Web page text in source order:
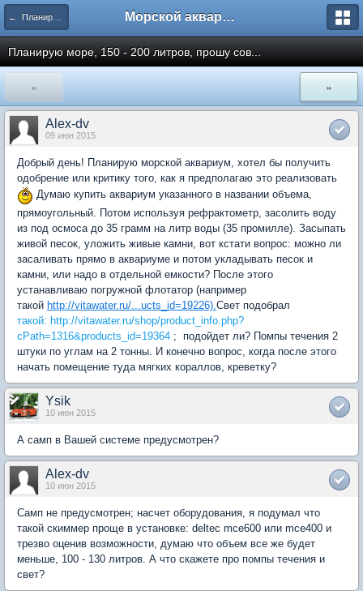
← Планирую морской аквариум Морской аквариум. Форумы ReefCentral.ru
Планирую море, 150 - 200 литров, прошу сов...
« »
Alex-dv
09 июн 2015
Добрый день! Планирую морской аквариум, хотел бы получить
одобрение или критику того, как я предполагаю это реализовать
Думаю купить аквариум указанного в названии объема,
прямоугольный. Потом используя рефрактометр, засолить воду
из под осмоса до 35 грамм на литр воды (35 промилле). Засыпать
живой песок, уложить живые камни, вот кстати вопрос: можно ли
засаливать прямо в аквариуме и потом укладывать песок и
камни, или надо в отдельной емкости? После этого
устанавливаю погружной флотатор (например
такой http://vitawater.ru/...ucts_id=19226).Свет подобрал
такой: http://vitawater.ru/shop/product_info.php?
cPath=1316&products_id=19364 ; подойдет ли? Помпы течения 2
штуки по углам на 2 тонны. И конечно вопрос, когда после этого
начать помещение туда мягких кораллов, креветку?
Ysik
10 июн 2015
А самп в Вашей системе предусмотрен?
Alex-dv
10 июн 2015
Самп не предусмотрен; насчет оборудования, я подумал что
такой скиммер проще в установке: deltec mce600 или mce400 и
трезво оценив возможности, думаю что объем все же будет
меньше, 100 - 130 литров. А что скажете про помпы течения и
свет?